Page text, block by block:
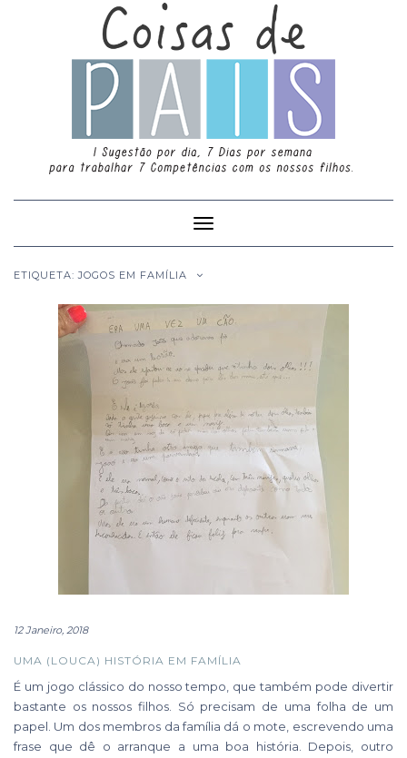
Toggle
Navigation
ETIQUETA: JOGOS EM FAMÍLIA
12 Janeiro, 2018
UMA (LOUCA) HISTÓRIA EM FAMÍLIA
É um jogo clássico do nosso tempo, que também pode divertir
bastante os nossos filhos. Só precisam de uma folha de um
papel. Um dos membros da família dá o mote, escrevendo uma
frase que dê o arranque a uma boa história. Depois, outro